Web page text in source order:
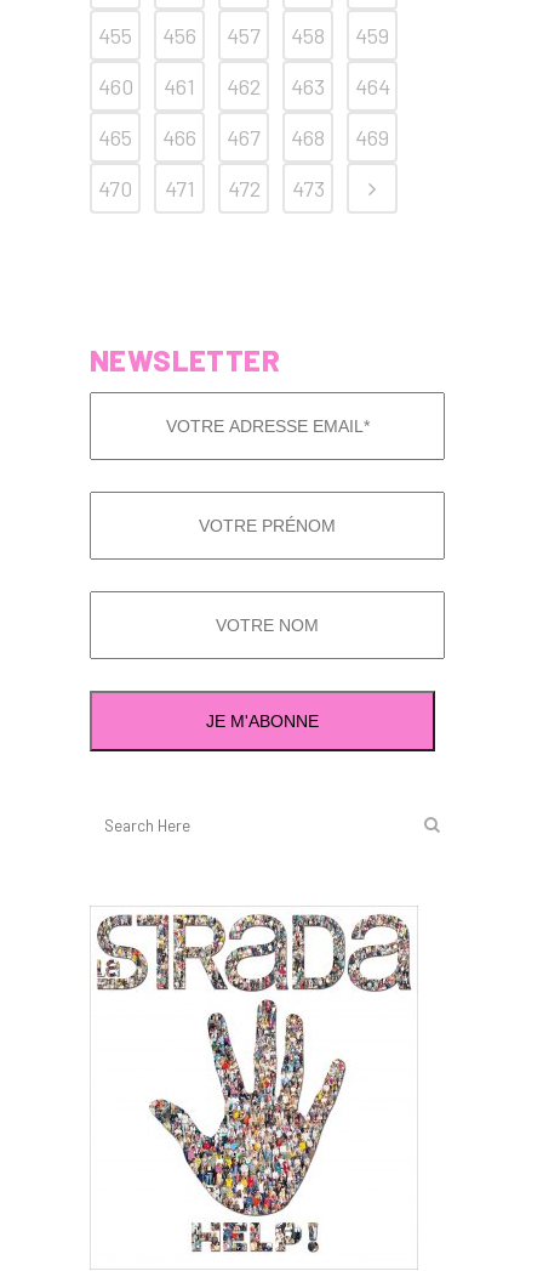
455 456 457 458
459
460
461 462 463
464
465
466 467 468
469
470
471 472 473
NEWSLETTER